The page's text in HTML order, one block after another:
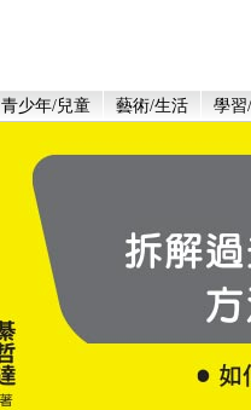
青少年/兒童 藝術/生活 學習